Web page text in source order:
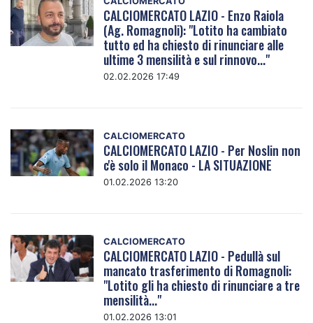
CALCIOMERCATO LAZIO - Enzo Raiola
(Ag. Romagnoli): "Lotito ha cambiato
tutto ed ha chiesto di rinunciare alle
ultime 3 mensilità e sul rinnovo..."
02.02.2026 17:49
CALCIOMERCATO
CALCIOMERCATO LAZIO - Per Noslin non
c'è solo il Monaco - LA SITUAZIONE
01.02.2026 13:20
CALCIOMERCATO
CALCIOMERCATO LAZIO - Pedullà sul
mancato trasferimento di Romagnoli:
"Lotito gli ha chiesto di rinunciare a tre
mensilità..."
01.02.2026 13:01